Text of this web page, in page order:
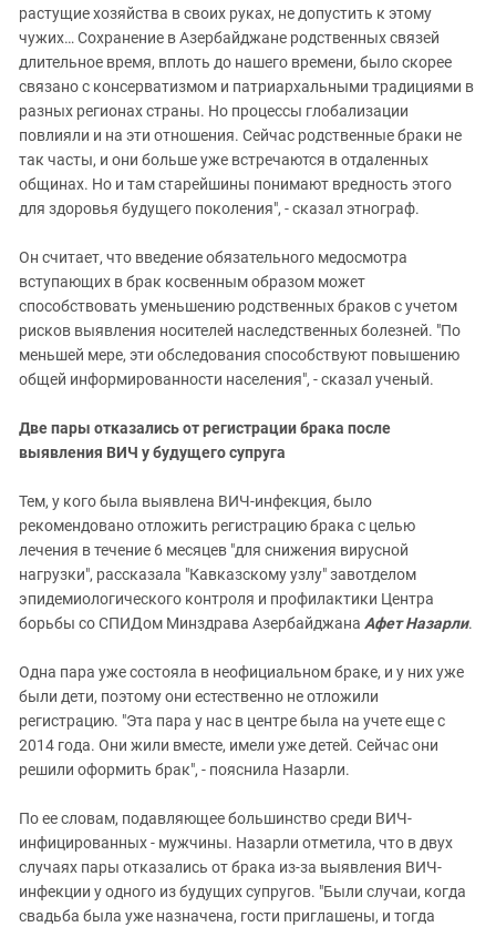
растущие хозяйства в своих руках, не допустить к этому
чужих… Сохранение в Азербайджане родственных связей
длительное время, вплоть до нашего времени, было скорее
связано с консерватизмом и патриархальными традициями в
разных регионах страны. Но процессы глобализации
повлияли и на эти отношения. Сейчас родственные браки не
так часты, и они больше уже встречаются в отдаленных
общинах. Но и там старейшины понимают вредность этого
для здоровья будущего поколения", - сказал этнограф.
Он считает, что введение обязательного медосмотра
вступающих в брак косвенным образом может
способствовать уменьшению родственных браков с учетом
рисков выявления носителей наследственных болезней. "По
меньшей мере, эти обследования способствуют повышению
общей информированности населения", - сказал ученый.
Две пары отказались от регистрации брака после
выявления ВИЧ у будущего супруга
Тем, у кого была выявлена ВИЧ-инфекция, было
рекомендовано отложить регистрацию брака с целью
лечения в течение 6 месяцев "для снижения вирусной
нагрузки", рассказала "Кавказскому узлу" завотделом
эпидемиологического контроля и профилактики Центра
борьбы со СПИДом Минздрава Азербайджана Афет Назарли.
Одна пара уже состояла в неофициальном браке, и у них уже
были дети, поэтому они естественно не отложили
регистрацию. "Эта пара у нас в центре была на учете еще с
2014 года. Они жили вместе, имели уже детей. Сейчас они
решили оформить брак", - пояснила Назарли.
По ее словам, подавляющее большинство среди ВИЧ-
инфицированных - мужчины. Назарли отметила, что в двух
случаях пары отказались от брака из-за выявления ВИЧ-
инфекции у одного из будущих супругов. "Были случаи, когда
свадьба была уже назначена, гости приглашены, и тогда